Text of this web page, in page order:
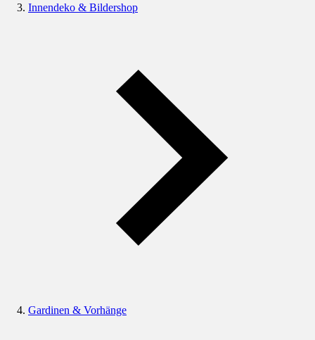
Innendeko & Bildershop
Gardinen & Vorhänge